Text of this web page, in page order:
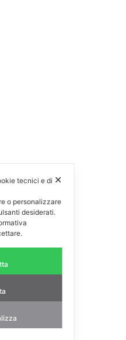
✕
tecnici e di
o personalizzare
desiderati.